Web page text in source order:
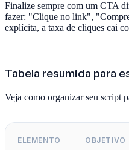
Finalize sempre com um CTA
fazer: "Clique no link",
explícita, a taxa de cliques cai
Tabela resumida para
Veja como organizar seu script
ELEMENTO OBJETIVO